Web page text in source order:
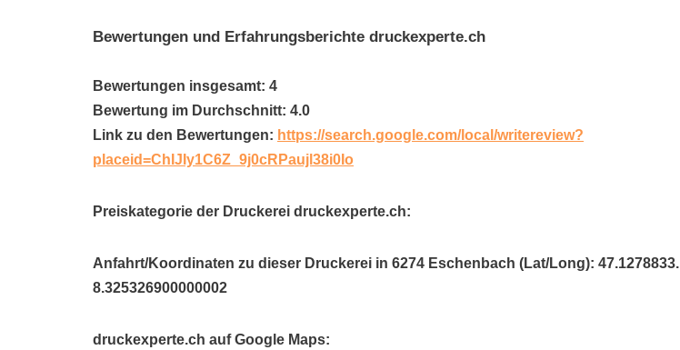
Bewertungen und Erfahrungsberichte druckexperte.ch
Bewertungen insgesamt: 4
Bewertung im Durchschnitt: 4.0
Link zu den Bewertungen: https://search.google.com/local/writereview?
placeid=ChIJIy1C6Z_9j0cRPaujl38i0Io
Preiskategorie der Druckerei druckexperte.ch:
Anfahrt/Koordinaten zu dieser Druckerei in 6274 Eschenbach (Lat/Long): 47.1278833.
8.325326900000002
druckexperte.ch auf Google Maps: